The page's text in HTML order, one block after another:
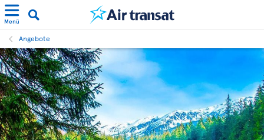
Menü
Angebote